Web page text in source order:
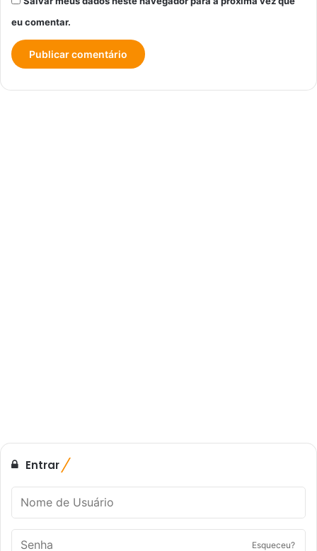
eu comentar.
Entrar
Esqueceu?